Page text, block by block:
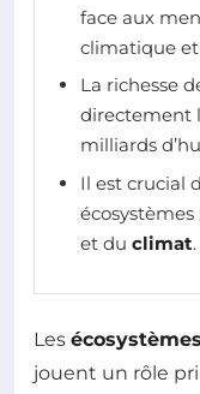
face aux
climatique
La richesse
directement
milliards
Il est crucial
et du climat.
Les
jouent un rôle